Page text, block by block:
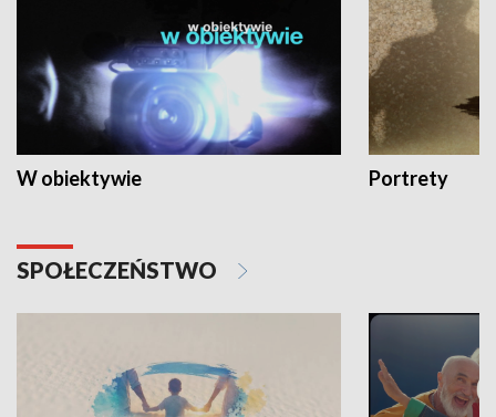
W obiektywie Portrety
SPOŁECZEŃSTWO